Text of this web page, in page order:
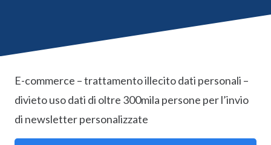
E-commerce – trattamento illecito dati personali –
divieto uso dati di oltre 300mila persone per l’invio
di newsletter personalizzate